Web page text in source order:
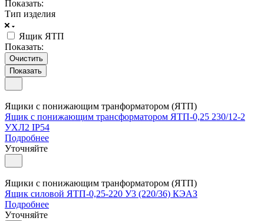
Показать:
Тип изделия
Ящик ЯТП
Показать:
Очистить
Ящики с понижающим транформатором (ЯТП)
Ящик с понижающим трансформатором ЯТП-0,25 230/12-2
УХЛ2 IP54
Подробнее
Уточняйте
Ящики с понижающим транформатором (ЯТП)
Ящик силовой ЯТП-0,25-220 У3 (220/36) КЭАЗ
Подробнее
Уточняйте